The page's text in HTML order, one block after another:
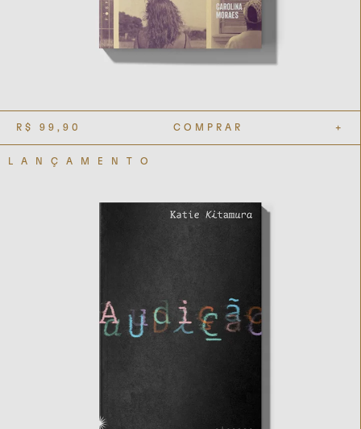
R$ 99,90 COMPRAR +